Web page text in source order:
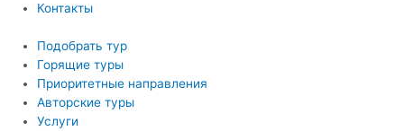
Контакты
Подобрать тур
Горящие туры
Приоритетные направления
Авторские туры
Услуги